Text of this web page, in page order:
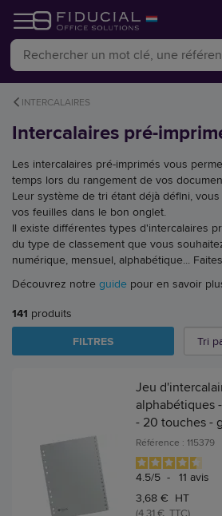
INTERCALAIRES
Intercalaires pré-
Les intercalaires pré-imprimés vous
temps lors du rangement de vos
Leur système de tri étant déjà défini,
vos feuilles dans le bon onglet.
Il existe différentes types d'intercalaires
du type de classement que vous
numérique, mensuel, alphabétique...
Découvrez notre guide pour en savoir
141 produits
FILTRES
Jeu
alphabétiques
- 20 touches -
Référence : 115379
4.5/5 - 11 avis
3,68 € HT
(4,31 € TTC)